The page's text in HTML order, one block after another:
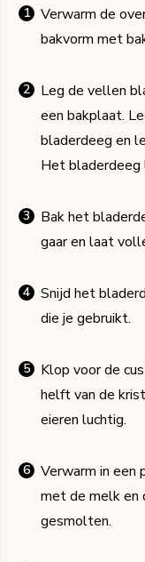
Verwarm de
bakvorm met
Leg de vellen
een bakplaat.
bladerdeeg en
Het
Bak het
gaar en laat
Snijd het
die je gebruikt.
Klop voor de
helft van de
eieren luchtig.
Verwarm in een
met de melk en
gesmolten.